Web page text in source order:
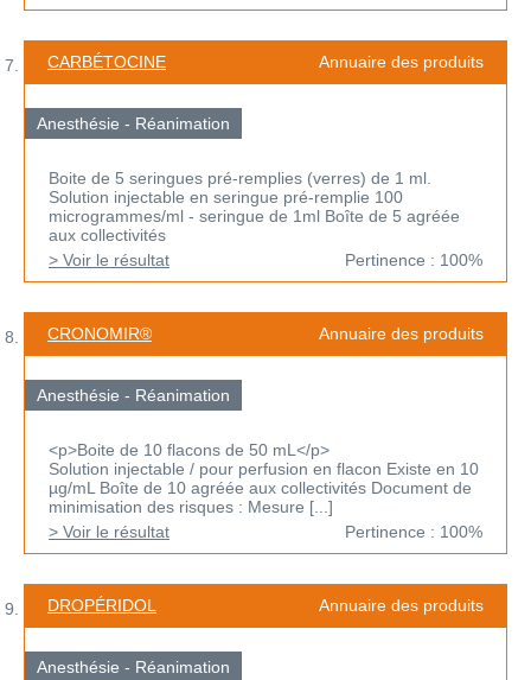
CARBÉTOCINE Annuaire des produits
Anesthésie - Réanimation
Boite de 5 seringues pré-remplies (verres) de 1 ml.
Solution injectable en seringue pré-remplie 100
microgrammes/ml - seringue de 1ml Boîte de 5 agréée
aux collectivités
> Voir le résultat
Pertinence : 100%
CRONOMIR® Annuaire des produits
Anesthésie - Réanimation
<p>Boite de 10 flacons de 50 mL</p>
Solution injectable / pour perfusion en flacon Existe en 10
µg/mL Boîte de 10 agréée aux collectivités Document de
minimisation des risques : Mesure [...]
> Voir le résultat
Pertinence : 100%
DROPÉRIDOL Annuaire des produits
Anesthésie - Réanimation